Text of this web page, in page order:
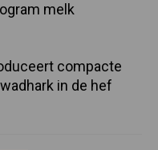
melk
compacte
in de hef